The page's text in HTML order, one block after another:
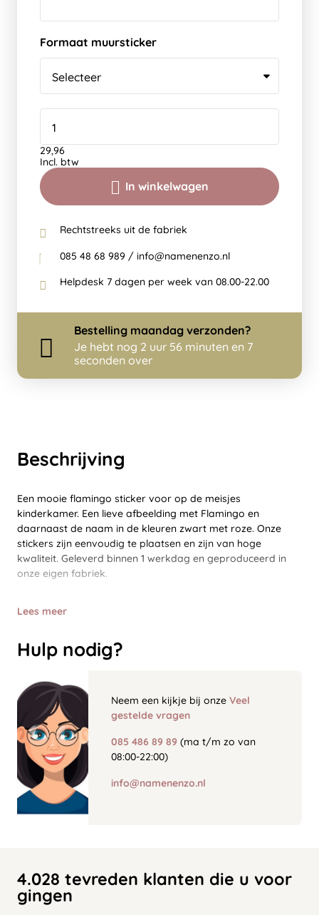
Beschrijving
Een mooie flamingo sticker voor op de meisjes
kinderkamer. Een lieve afbeelding met Flamingo en
daarnaast de naam in de kleuren zwart met roze. Onze
stickers zijn eenvoudig te plaatsen en zijn van hoge
kwaliteit. Geleverd binnen 1 werkdag en geproduceerd in
onze eigen fabriek.
Lees meer
Hulp nodig?
Neem een kijkje bij onze Veel
gestelde vragen
085 486 89 89 (ma t/m zo van
08:00-22:00)
info@namenenzo.nl
Formaat muursticker
In winkelwagen
29,96
Incl. btw
Rechtstreeks uit de fabriek
085 48 68 989 / info@namenenzo.nl
Helpdesk 7 dagen per week van 08.00-22.00
Bestelling maandag verzonden?
Je hebt nog 2 uur 56 minuten en 6
seconden over
4.028 tevreden klanten die u voor
gingen